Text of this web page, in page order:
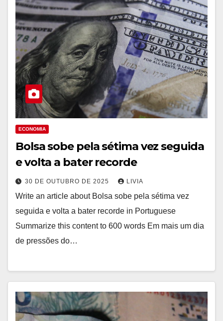
ECONOMIA
Bolsa sobe pela sétima vez seguida
e volta a bater recorde
30 DE OUTUBRO DE 2025 LIVIA
Write an article about Bolsa sobe pela sétima vez
seguida e volta a bater recorde in Portuguese
Summarize this content to 600 words Em mais um dia
de pressões do…